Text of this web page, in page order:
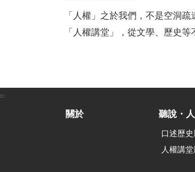
「人權」之於我們，不是空洞
「人權講堂」，從文學、歷史
:::
關於 聽說・
口述歷
人權講